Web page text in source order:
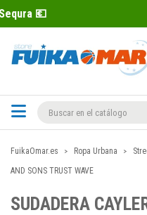
FuikaOmar.es Ropa Urbana
AND SONS TRUST WAVE
SUDADERA